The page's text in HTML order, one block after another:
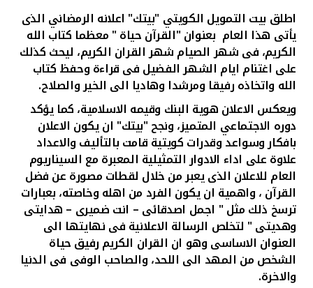
مواقع الفروع وأجهزة الصرف الآلي
ألمانيا
تركيا
مصر
المملكة المتحدة
مملكة البحرين
اطلق بيت التمويل الكويتي "بيتك" اعلانه الرمضاني الذى
يأتى هذا العام بعنوان "القرآن حياة " معظما كتاب الله
الكريم، فى شهر الصيام شهر القران الكريم، ليحث كذلك
على اغتنام ايام الشهر الفضيل فى قراءة وحفظ كتاب
الله واتخاذه رفيقا ومرشدا وهاديا الى الخير والصلاح.
ويعكس الاعلان هوية البنك وقيمه الاسلامية، كما يؤكد
دوره الاجتماعي المتميز، ونجح "بيتك" ان يكون الاعلان
بافكار وسواعد وقدرات كويتية قامت بالتأليف والاعداد
علاوة على اداء الادوار التمثيلية المعبرة مع السيناريوم
العام للاعلان الذى يعبر من خلال لقطات مصورة عن فضل
القرآن ، واهمية ان يكون الفرد من اهله وخاصته، بعبارات
ترسخ ذلك مثل " اجمل اصدقائى – انت ضميرى – هدايتى
وهديتى " لتخلص الرسالة الاعلانية فى نهايتها الى
العنوان الاساسى وهو ان القران الكريم رفيق حياة
الشخص من المهد الى اللحد، والصاحب الوفى فى الدنيا
والاخرة.